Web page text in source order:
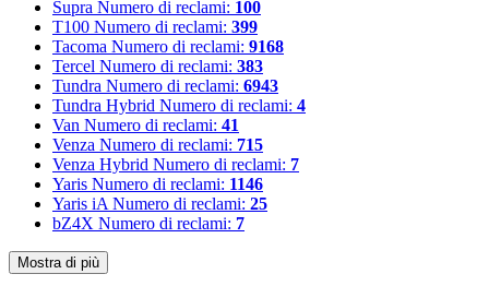
Supra Numero di reclami: 100
T100 Numero di reclami: 399
Tacoma Numero di reclami: 9168
Tercel Numero di reclami: 383
Tundra Numero di reclami: 6943
Tundra Hybrid Numero di reclami: 4
Van Numero di reclami: 41
Venza Numero di reclami: 715
Venza Hybrid Numero di reclami: 7
Yaris Numero di reclami: 1146
Yaris iA Numero di reclami: 25
bZ4X Numero di reclami: 7
Mostra di più